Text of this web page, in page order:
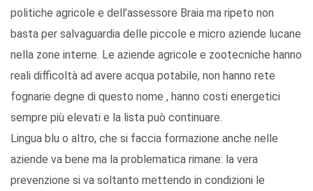
politiche agricole e dell’assessore Braia ma ripeto non
basta per salvaguardia delle piccole e micro aziende lucane
nella zone interne. Le aziende agricole e zootecniche hanno
reali difficoltà ad avere acqua potabile, non hanno rete
fognarie degne di questo nome , hanno costi energetici
sempre più elevati e la lista può continuare.
Lingua blu o altro, che si faccia formazione anche nelle
aziende va bene ma la problematica rimane: la vera
prevenzione si va soltanto mettendo in condizioni le